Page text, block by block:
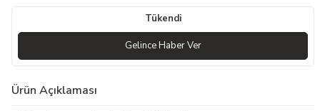
Tükendi
Gelince Haber Ver
Ürün Açıklaması